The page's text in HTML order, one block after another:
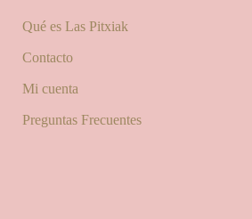
Qué es Las Pitxiak
Contacto
Mi cuenta
Preguntas Frecuentes